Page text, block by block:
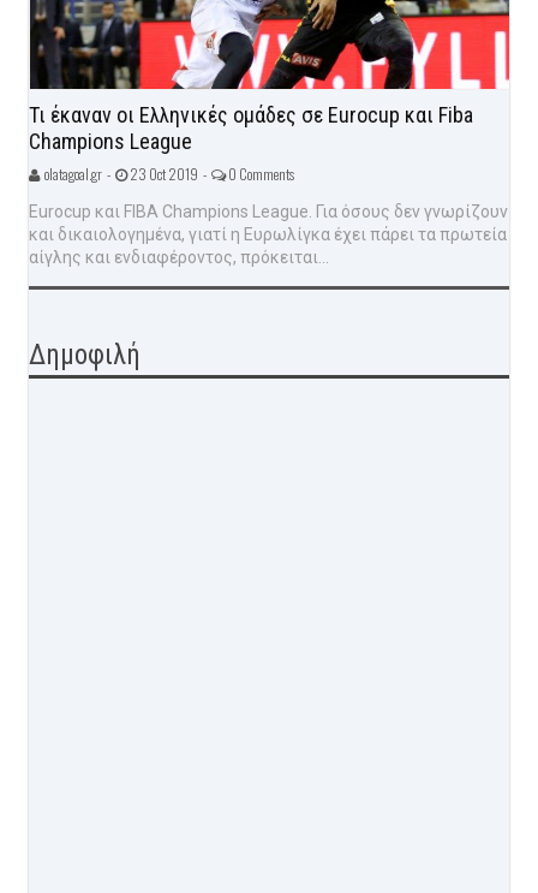
Τι έκαναν οι Ελληνικές ομάδες σε Eurocup και Fiba
Champions League
olatagoal.gr - 23 Oct 2019 - 0 Comments
Eurocup και FIBA Champions League. Για όσους δεν γνωρίζουν
και δικαιολογημένα, γιατί η Ευρωλίγκα έχει πάρει τα πρωτεία
αίγλης και ενδιαφέροντος, πρόκειται...
Δημοφιλή